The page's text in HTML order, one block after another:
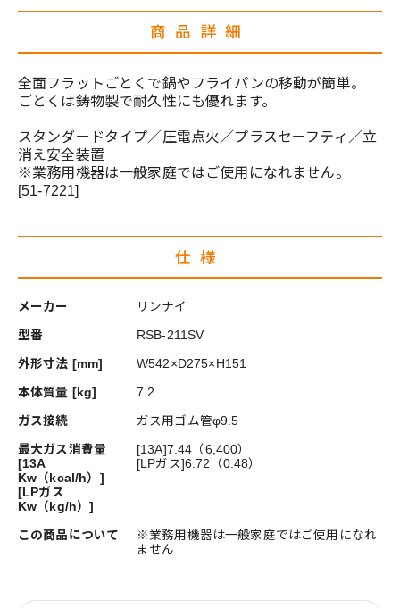
商品詳細
全面フラットごとくで鍋やフライパンの移動が簡単。
ごとくは鋳物製で耐久性にも優れます。
スタンダードタイプ／圧電点火／プラスセーフティ／立
消え安全装置
※業務用機器は一般家庭ではご使用になれません。
[51-7221]
仕様
メーカー リンナイ
型番 RSB-211SV
外形寸法 [mm] W542×D275×H151
本体質量 [kg] 7.2
ガス接続 ガス用ゴム管φ9.5
最大ガス消費量
[13A
Kw（kcal/h）]
[LPガス
Kw（kg/h）]
[13A]7.44（6,400）
[LPガス]6.72（0.48）
この商品について
※業務用機器は一般家庭ではご使用になれ
ません